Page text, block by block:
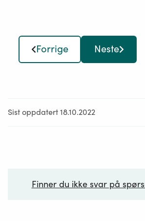
offentliggjøres en statusrapport
kommunalt avløpsvann.
Forrige Neste
Sist oppdatert 18.10.2022
Finner du ikke svar på